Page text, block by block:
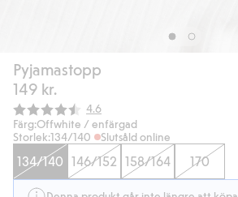
Pyjamastopp
149 kr.
Snittbetyg:
4.6
Färg:Offwhite / enfärgad
Storlek:134/140 Slutsåld online
134/140 146/152 158/164 170